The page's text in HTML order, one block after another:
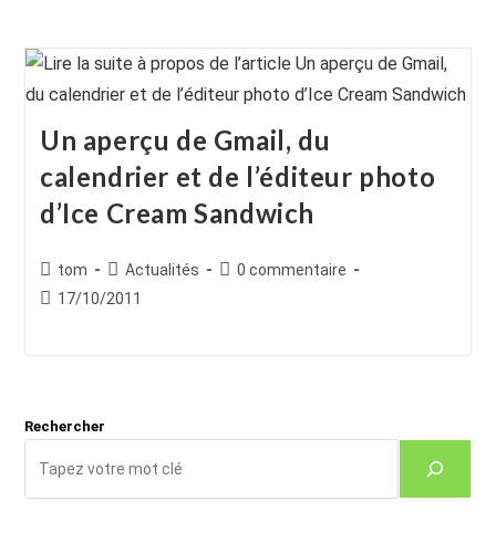
Un aperçu de Gmail, du
calendrier et de l’éditeur photo
d’Ice Cream Sandwich
Auteur/autrice
de
tom
Post
category:
Actualités
Commentaires
0 commentaire
Publication
17/10/2011
Rechercher